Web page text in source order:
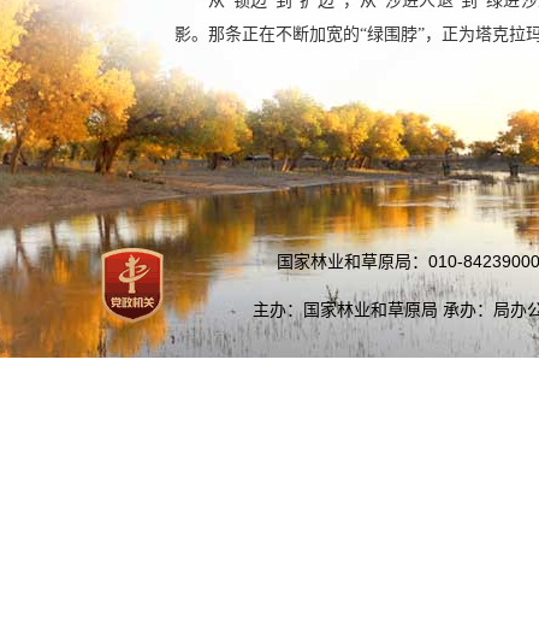
影。那条正在不断加宽的“绿围脖”，正为塔克拉
国家林业和草原局：010-
主办：国家林业和草原局 承办：局办